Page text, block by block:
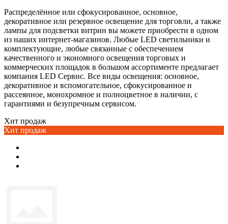
Распределённое или сфокусированное, основное,
декоративное или резервное освещение для торговли, а также
лампы для подсветки витрин вы можете приобрести в одном
из наших интернет-магазинов. Любые LED светильники и
комплектующие, любые связанные с обеспечением
качественного и экономного освещения торговых и
коммерческих площадок в большом ассортименте предлагает
компания LED Сервис. Все виды освещения: основное,
декоративное и вспомогательное, сфокусированное и
рассеянное, монохромное и полноцветное в наличии, с
гарантиями и безупречным сервисом.
Хит продаж
Хит продаж